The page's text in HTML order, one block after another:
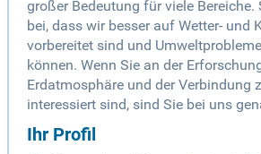
großer Bedeutung für viele Bereiche.
bei, dass wir besser auf Wetter- und
vorbereitet sind und
können. Wenn Sie an der
Erdatmosphäre und der Verbindung
interessiert sind, sind Sie bei uns
Ihr Profil